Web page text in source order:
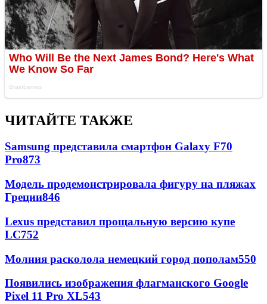
ЧИТАЙТЕ ТАКЖЕ
Samsung представила смартфон Galaxy F70
Pro873
Модель продемонстрировала фигуру на пляжах
Греции846
Lexus представил прощальную версию купе
LC752
Молния расколола немецкий город пополам550
Появились изображения флагманского Google
Pixel 11 Pro XL543